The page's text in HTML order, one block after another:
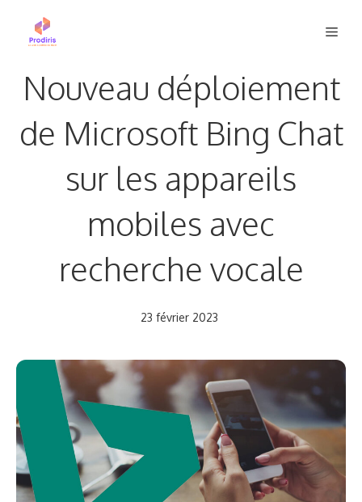
Nouveau déploiement
de Microsoft Bing Chat
sur les appareils
mobiles avec
recherche vocale
23 février 2023